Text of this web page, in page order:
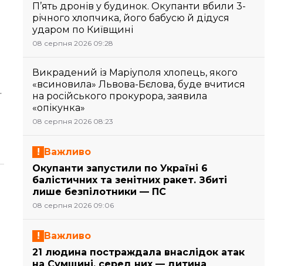
.
П’ять дронів у будинок. Окупанти вбили 3-
річного хлопчика, його бабусю й дідуся
ударом по Київщині
08 серпня 2026 09:28
Викрадений із Маріуполя хлопець, якого
«всиновила» Львова-Бєлова, буде вчитися
на російського прокурора, заявила
«опікунка»
08 серпня 2026 08:23
Важливо
Окупанти запустили по Україні 6
балістичних та зенітних ракет. Збиті
лише безпілотники — ПС
08 серпня 2026 09:06
Важливо
21 людина постраждала внаслідок атак